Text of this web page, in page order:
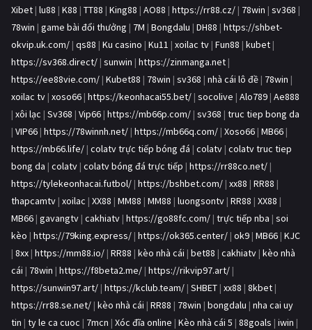
Xibet | lu88 | K88 | TT88 | King88 | AO88 | https://rr88.cz/ | 78win | sv368 |
78win | game bài đổi thưởng | 7M | Bongdalu | DH88 | https://shbet-
okvip.uk.com/ | qs88 | Ku casino | Ku11 | xoilac tv | Fun88 | kubet |
https://sv368.direct/ | sunwin | https://zinmanga.net |
https://ee88vie.com/ | Kubet88 | 78win | sv368 | nhà cái lô đề | 78win |
xoilac tv | xoso66 | https://keonhacai55.bet/ | socolive | Alo789 | Ae888
| xôi lạc | Sv368 | Vip66 | https://mb66p.com/ | sv368 | truc tiep bong da
| VIP66 | https://78winnh.net/ | https://mb66q.com/ | Xoso66 | MB66 |
https://mb66.life/ | colatv trực tiếp bóng đá | colatv | colatv truc tiep
bong da | colatv | colatv bóng đá trực tiếp | https://rr88co.net/ |
https://tylekeonhacai.futbol/ | https://bshbet.com/ | xx88 | RR88 |
thapcamtv | xoilac | XX88 | MM88 | MM88 | luongsontv | RR88 | XX88 |
MB66 | gavangtv | cakhiatv | https://go88fc.com/ | trực tiếp nba | soi
kèo | https://79king.express/ | https://ok365.center/ | ok9 | MB66 | KJC
| 8xx | https://mm88.io/ | RR88 | kèo nhà cái | bet88 | cakhiatv | kèo nhà
cái | 78win | https://f8beta2.me/ | https://rikvip97.art/ |
https://sunwin97.art/ | https://kclub.team/ | SHBET | xx88 | 8kbet |
https://rr88.se.net/ | kèo nhà cái | RR88 | 78win | bongdalu | nha cai uy
tin | ty le ca cuoc | 7mcn | Xóc đĩa online | Kèo nhà cái 5 | 88goals | iwin |